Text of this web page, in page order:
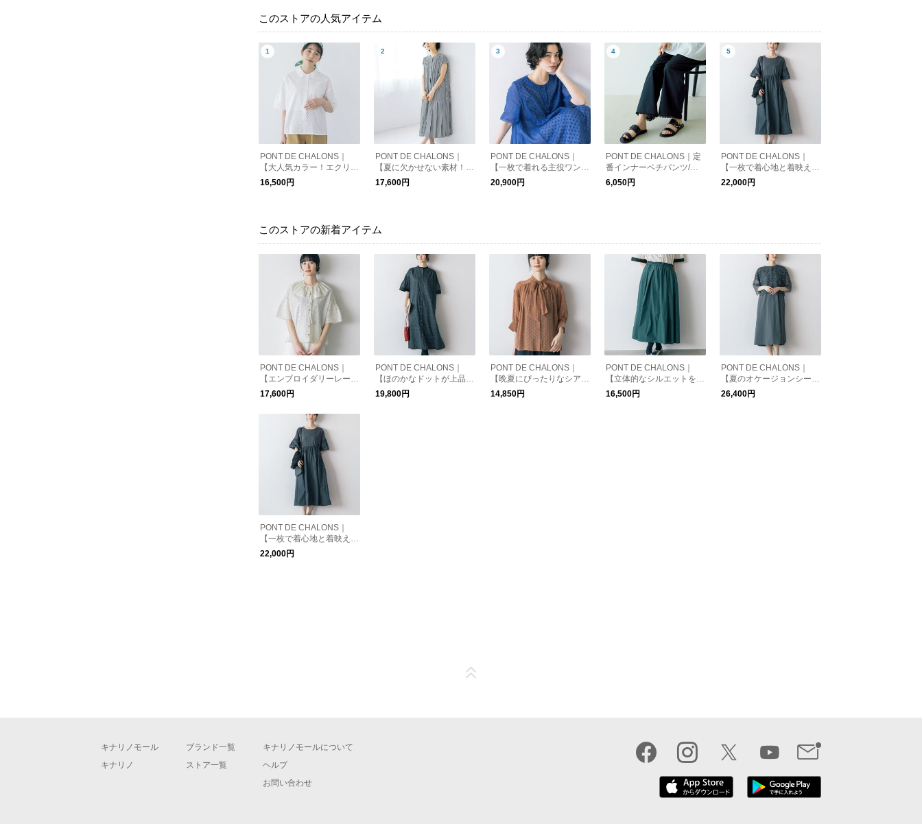
このストアの人気アイテム
PONT DE CHALONS｜
【大人気カラー！エクリュ
が再入荷】オリジナルレー
ス衿ブラウス
16,500円
PONT DE CHALONS｜
【夏に欠かせない素材！人
気カラーも加わった】サッ
カーフレンチスリーブワン
17,600円
PONT DE CHALONS｜
【一枚で着れる主役ワンピ
ース】オリジナル刺繍ラミ
ーコットンワンピース（ペ
20,900円
PONT DE CHALONS｜定
番インナーペチパンツ/ロ
ング
6,050円
PONT DE CHALONS｜
【一枚で着心地と着映えを
叶えるワンピース】メモリ
ータフタドッキングワンピ
22,000円
このストアの新着アイテム
PONT DE CHALONS｜
【エンブロイダリーレース
を贅沢にあしらった華やぎ
ブラウス】付け衿エンブロ
イダリーレースブラウス
17,600円
PONT DE CHALONS｜
【ほのかなドットが上品
な、晩夏に活躍する♪】OR
IGINAL DOT GATHER ON
19,800円
PONT DE CHALONS｜
【晩夏にぴったりなシアー
素材】シアーバックカット
ドットボウタイブラウス
14,850円
PONT DE CHALONS｜
【立体的なシルエットを美
しくキープする素材】メモ
リータフタタックスカート
16,500円
PONT DE CHALONS｜
【夏のオケージョンシーン
にぴったり】3WAYサマー
オケージョンワンピース
26,400円
PONT DE CHALONS｜
【一枚で着心地と着映えを
叶えるワンピース】メモリ
ータフタドッキングワンピ
22,000円
キナリノモール
キナリノ
ブランド一覧
ストア一覧
キナリノモールについて
ヘルプ
お問い合わせ